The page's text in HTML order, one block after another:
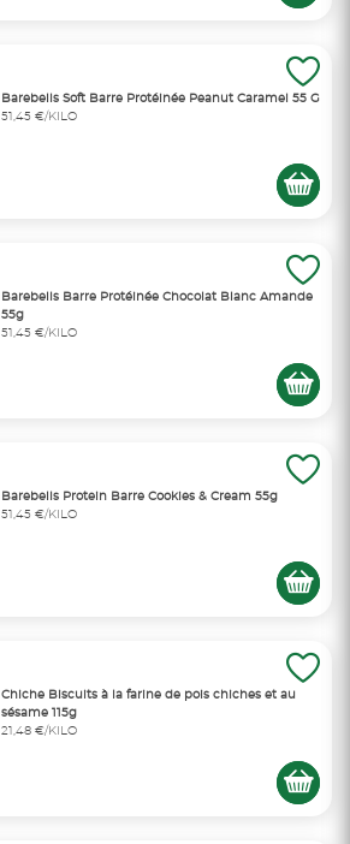
Barebells Soft Barre Protéinée Peanut Caramel 55 G
51,45 €/KILO
Barebells Barre Protéinée Chocolat Blanc Amande
55g
51,45 €/KILO
Barebells Protein Barre Cookies & Cream 55g
51,45 €/KILO
Chiche Biscuits à la farine de pois chiches et au
sésame 115g
21,48 €/KILO